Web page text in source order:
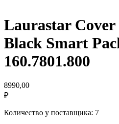
Laurastar
Black Smart
160.7801.800
8990,00
₽
Количество у поставщика: 7